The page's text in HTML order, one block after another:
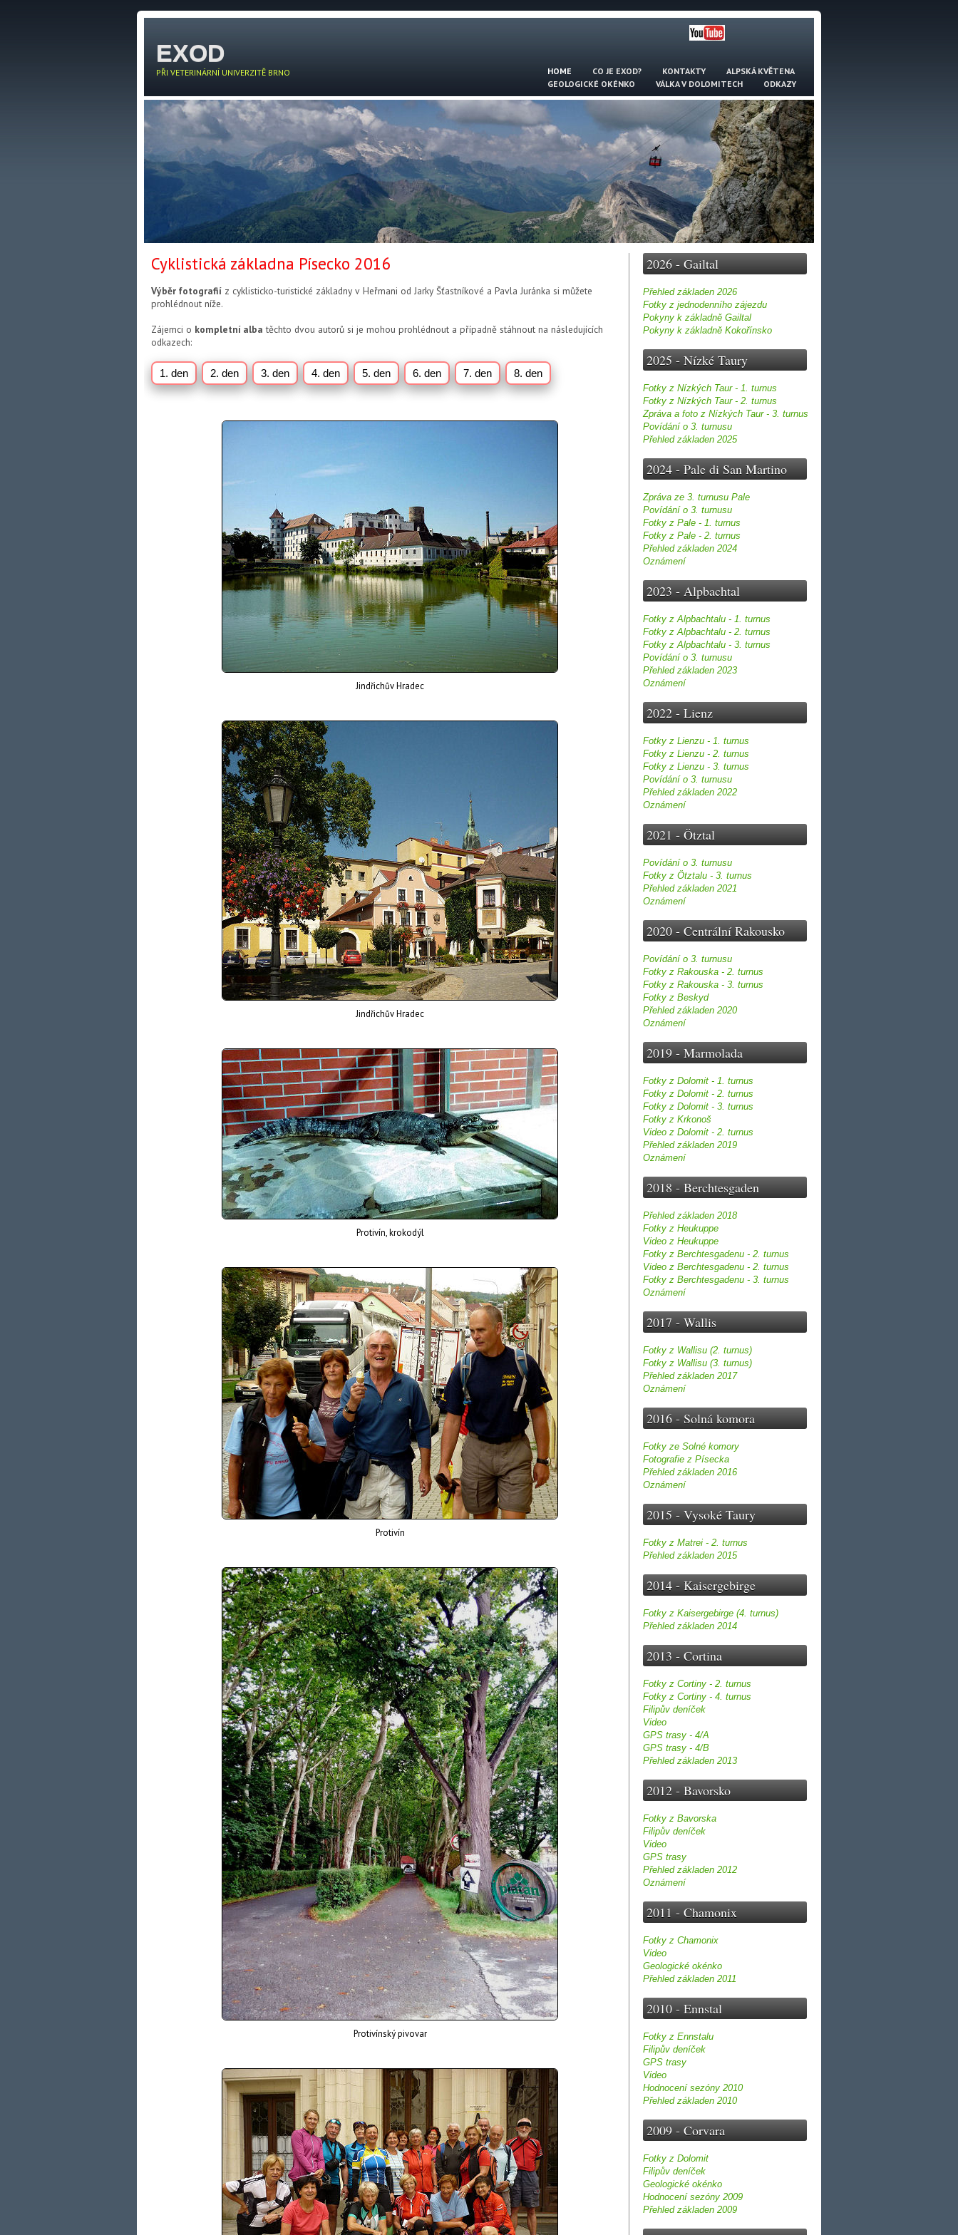
EXOD
PŘI VETERINÁRNÍ UNIVERZITĚ BRNO HOME CO JE EXOD? KONTAKTY
ALPSKÁ KVĚTENA
GEOLOGICKÉ OKÉNKO
VÁLKA V DOLOMITECH ODKAZY
2026 - Gailtal
Přehled základen 2026
Fotky z jednodenního zájezdu
Pokyny k základně Gailtal
Pokyny k základně Kokořínsko
2025 - Nízké Taury
Fotky z Nízkých Taur - 1. turnus
Fotky z Nízkých Taur - 2. turnus
Zpráva a foto z Nízkých Taur - 3. turnus
Povídání o 3. turnusu
Přehled základen 2025
2024 - Pale di San Martino
Zpráva ze 3. turnusu Pale
Povídání o 3. turnusu
Fotky z Pale - 1. turnus
Fotky z Pale - 2. turnus
Přehled základen 2024
Oznámení
2023 - Alpbachtal
Fotky z Alpbachtalu - 1. turnus
Fotky z Alpbachtalu - 2. turnus
Fotky z Alpbachtalu - 3. turnus
Povídání o 3. turnusu
Přehled základen 2023
Oznámení
2022 - Lienz
Fotky z Lienzu - 1. turnus
Fotky z Lienzu - 2. turnus
Fotky z Lienzu - 3. turnus
Povídání o 3. turnusu
Přehled základen 2022
Oznámení
2021 - Ötztal
Povídání o 3. turnusu
Fotky z Ötztalu - 3. turnus
Přehled základen 2021
Oznámení
2020 - Centrální Rakousko
Povídání o 3. turnusu
Fotky z Rakouska - 2. turnus
Fotky z Rakouska - 3. turnus
Fotky z Beskyd
Přehled základen 2020
Oznámení
2019 - Marmolada
Fotky z Dolomit - 1. turnus
Fotky z Dolomit - 2. turnus
Fotky z Dolomit - 3. turnus
Fotky z Krkonoš
Video z Dolomit - 2. turnus
Přehled základen 2019
Oznámení
2018 - Berchtesgaden
Přehled základen 2018
Fotky z Heukuppe
Video z Heukuppe
Fotky z Berchtesgadenu - 2. turnus
Video z Berchtesgadenu - 2. turnus
Fotky z Berchtesgadenu - 3. turnus
Oznámení
2017 - Wallis
Fotky z Wallisu (2. turnus)
Fotky z Wallisu (3. turnus)
Přehled základen 2017
Oznámení
2016 - Solná komora
Fotky ze Solné komory
Fotografie z Písecka
Přehled základen 2016
Oznámení
2015 - Vysoké Taury
Fotky z Matrei - 2. turnus
Přehled základen 2015
2014 - Kaisergebirge
Fotky z Kaisergebirge (4. turnus)
Přehled základen 2014
2013 - Cortina
Fotky z Cortiny - 2. turnus
Fotky z Cortiny - 4. turnus
Filipův deníček
Video
GPS trasy - 4/A
GPS trasy - 4/B
Přehled základen 2013
2012 - Bavorsko
Fotky z Bavorska
Filipův deníček
Video
GPS trasy
Přehled základen 2012
Oznámení
2011 - Chamonix
Fotky z Chamonix
Video
Geologické okénko
Přehled základen 2011
2010 - Ennstal
Fotky z Ennstalu
Filipův deníček
GPS trasy
Video
Hodnocení sezóny 2010
Přehled základen 2010
2009 - Corvara
Fotky z Dolomit
Filipův deníček
Geologické okénko
Hodnocení sezóny 2009
Přehled základen 2009
Cyklistická základna Písecko 2016
Výběr fotografií z cyklisticko-turistické základny v Heřmani od Jarky Šťastníkové a Pavla Juránka si můžete
prohlédnout níže.
Zájemci o kompletní alba těchto dvou autorů si je mohou prohlédnout a případně stáhnout na následujících
odkazech:
1. den 2. den 3. den 4. den 5. den 6. den 7. den 8. den
Jindřichův Hradec
Jindřichův Hradec
Protivín, krokodýl
Protivín
Protivínský pivovar